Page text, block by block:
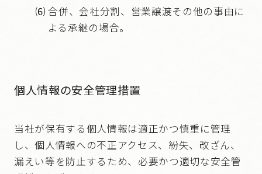
⑹ 合併、会社分割、営業譲渡その他の事由に
よる承継の場合。
個人情報の安全管理措置
当社が保有する個人情報は適正かつ慎重に管理
し、個人情報への不正アクセス、紛失、改ざん、
漏えい等を防止するため、必要かつ適切な安全管